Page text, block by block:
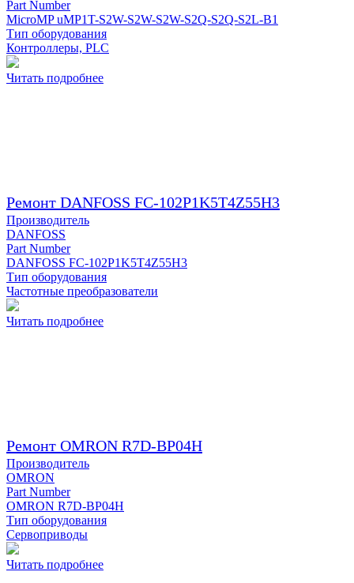
Part Number
MicroMP uMP1T-S2W-S2W-S2W-S2Q-S2Q-S2L-B1
Тип оборудования
Контроллеры, PLC
Читать подробнее
Ремонт DANFOSS FC-102P1K5T4Z55H3
Производитель
DANFOSS
Part Number
DANFOSS FC-102P1K5T4Z55H3
Тип оборудования
Частотные преобразователи
Читать подробнее
Ремонт OMRON R7D-BP04H
Производитель
OMRON
Part Number
OMRON R7D-BP04H
Тип оборудования
Сервоприводы
Читать подробнее